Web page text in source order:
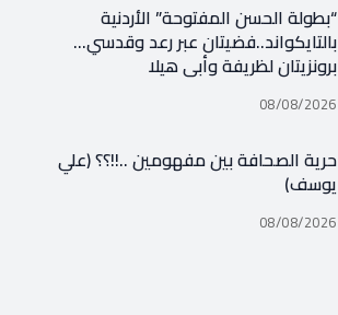
“بطولة الحسن المفتوحة” الأردنية
بالتايكواند..فضيتان عبر رعد وقدسي…
برونزيتان لظريفة وأبي هيلا
08/08/2026
حرية الصحافة بين مفهومين ..!!؟؟ (علي
يوسف)
08/08/2026